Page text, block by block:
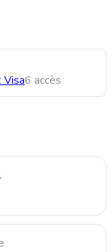
Visa6 accès